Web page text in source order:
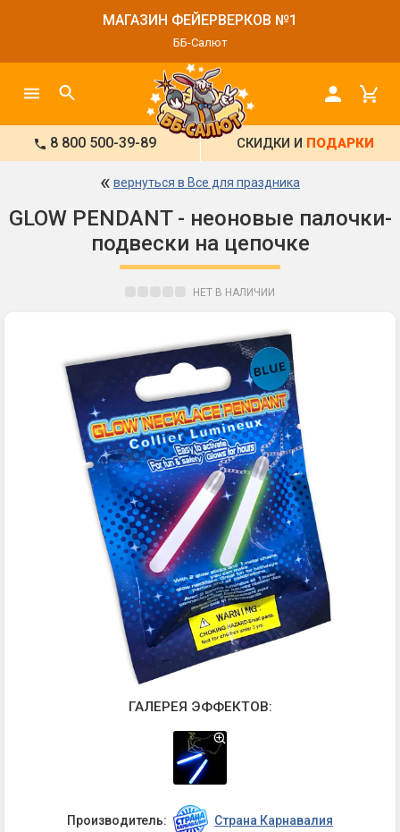
МАГАЗИН ФЕЙЕРВЕРКОВ №1
ББ-Салют
8 800 500-39-89 СКИДКИ И ПОДАРКИ
« вернуться в Все для праздника
GLOW PENDANT - неоновые палочки-
подвески на цепочке
НЕТ В НАЛИЧИИ
ГАЛЕРЕЯ ЭФФЕКТОВ:
Производитель: Страна Карнавалия